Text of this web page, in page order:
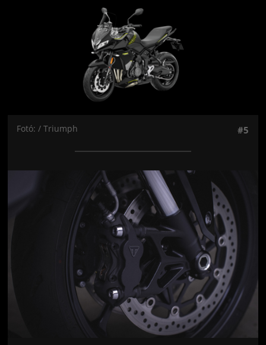
Fotó: / Triumph #5
Jön még kép!